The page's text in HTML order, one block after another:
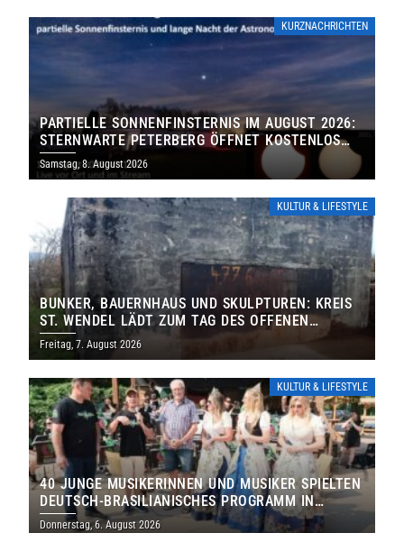
KURZNACHRICHTEN
PARTIELLE SONNENFINSTERNIS IM AUGUST 2026:
STERNWARTE PETERBERG ÖFFNET KOSTENLOS
IHRE TORE
Samstag, 8. August 2026
KULTUR & LIFESTYLE
BUNKER, BAUERNHAUS UND SKULPTUREN: KREIS
ST. WENDEL LÄDT ZUM TAG DES OFFENEN
DENKMALS EIN
Freitag, 7. August 2026
KULTUR & LIFESTYLE
40 JUNGE MUSIKERINNEN UND MUSIKER SPIELTEN
DEUTSCH-BRASILIANISCHES PROGRAMM IN
THOLEY
Donnerstag, 6. August 2026